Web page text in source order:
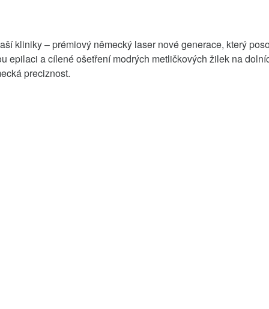
kliniky – prémiový německý laser nové generace, který
a cílené ošetření modrých metličkových žilek na
preciznost.